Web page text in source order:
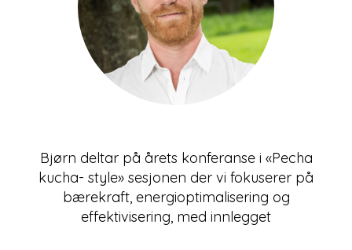
Bjørn deltar på årets konferanse i «Pecha
kucha- style» sesjonen der vi fokuserer på
bærekraft, energioptimalisering og
effektivisering, med innlegget